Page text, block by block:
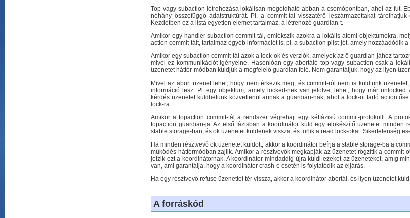
Top vagy subaction létrehozása lokálisan megoldható abban a csomópontban, ahol az fut.
néhány összefüggő adatstruktúrát. Pl. a commit-tal visszatérő leszármazottakat
Kezdetben ez a lista egyetlen elemet tartalmaz, a létrehozó guardian-t.
Amikor egy handler subaction commit-tál, emlékszik azokra a lokális atomi objektumokra,
action commit-tált, tartalmaz egyéb információt is, pl. a subaction plist-jét, amely hozzáadódik
Amikor egy subaction commit-tál azok a lock-ok és verziók, amelyek az ő guardian-jához
mivel ez kommunikációt igényelne. Hasonlóan egy abortáló top vagy subaction csak a
üzenetet háttér-módban küldjük a megfelelő guardian felé. Nem garantáljuk, hogy az ilyen
Mivel az abort üzenet lehet, hogy nem érkezik meg, és commit-ról nem is küldtünk
információ lesz. Pl. egy objektum, amely locked-nek van jelölve, lehet, hogy már
kérdés üzenetet küldhetünk közvetlenül annak a guardian-nak, ahol a lock-ot tartó action
lock-ra.
Amikor a topaction commit-tál a rendszer végrehajt egy kétfázisú commit-protokollt. A
topaction guardian-ja. Az első fázisban a koordinátor küld egy elökészítő üzenetet minden
stable storage-ban, és ok üzenetet küldenek vissza, és törlik a read lock-okat. Sikertelenség
Ha minden résztvevő ok üzenetet küldött, akkor a koordinátor beírja a stable storage-ba a
működés háttérmódban zajlik. Amikor a résztvevők megkapják az üzenetet rögzítik a
jelzik ezt a koordinátornak. A koordinátor mindaddig újra küldi ezeket az üzeneteket, amíg
van, ami garantálja, hogy a koordinátor crash-e esetén is folytatódik az eljárás.
Ha egy résztvevő refuse üzenettel tér vissza, akkor a koordinátor abortál, és ilyen üzenetet
A forráskód